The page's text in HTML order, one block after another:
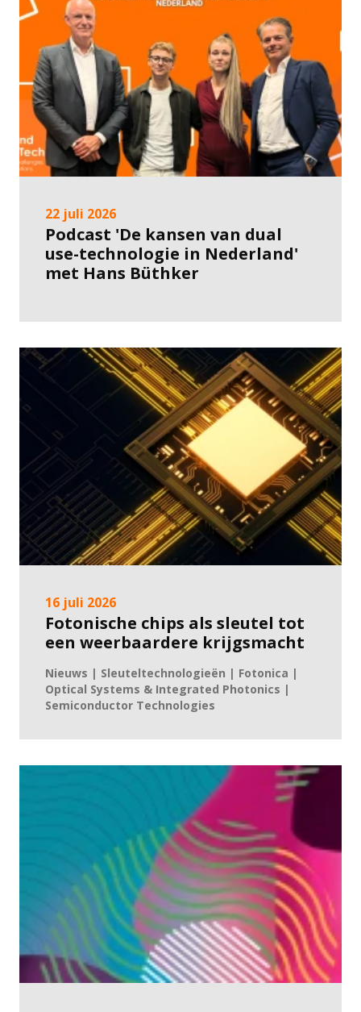
22 juli 2026
Podcast 'De kansen van dual
use-technologie in Nederland'
met Hans Büthker
16 juli 2026
Fotonische chips als sleutel tot
een weerbaardere krijgsmacht
Nieuws | Sleuteltechnologieën | Fotonica |
Optical Systems & Integrated Photonics |
Semiconductor Technologies